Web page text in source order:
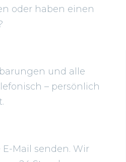
oder haben einen
und alle
– persönlich
Mail senden. Wir